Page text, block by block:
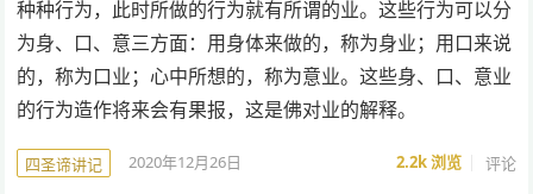
种种行为，此时所做的行为就有所谓的业。这些行为可以分
为身、口、意三方面：用身体来做的，称为身业；用口来说
的，称为口业；心中所想的，称为意业。这些身、口、意业
的行为造作将来会有果报，这是佛对业的解释。
四圣谛讲记 2020年12月26日 2.2k浏览 评论